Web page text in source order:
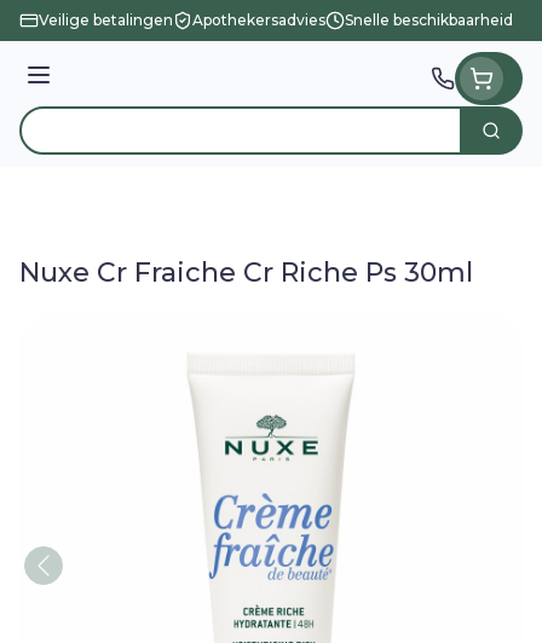
Ga naar de inhoud
Veilige betalingen Apothekersadvies Snelle beschikbaarheid
Menu
Product, merk, categorie... Zoek
Nuxe Cr Fraiche Cr Riche Ps 30ml